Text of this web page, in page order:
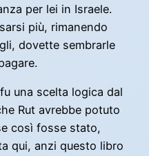
per lei in Israele.
più, rimanendo
dovette sembrarle
una scelta logica dal
Rut avrebbe potuto
così fosse stato,
qui, anzi questo libro